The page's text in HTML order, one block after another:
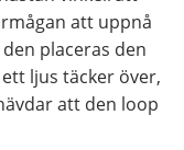
att uppnå
placeras den
ljus täcker över,
att den loop